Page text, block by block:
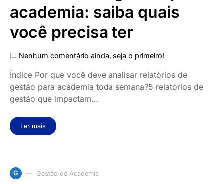
academia: saiba quais
você precisa ter
Nenhum comentário ainda, seja o primeiro!
Índice Por que você deve analisar relatórios de
gestão para academia toda semana?5 relatórios de
gestão que impactam…
Ler mais
G Gestão de Academia